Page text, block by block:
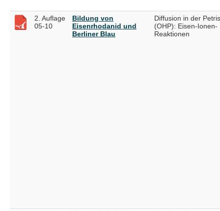
2. Auflage
05-10
Bildung von
Eisenrhodanid und
Berliner Blau
Diffusion in der
(OHP): Eisen-Ionen-
Reaktionen